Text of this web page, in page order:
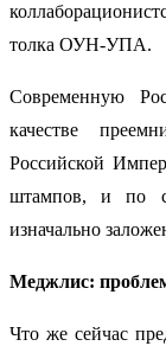
толка ОУН-УПА.
Современную
качестве
Российской
штампов, и по
изначально
Меджлис:
Что же сейчас